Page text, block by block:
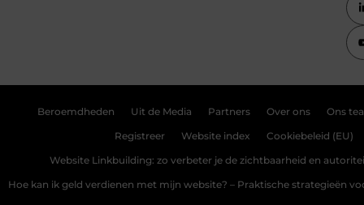
Beroemdheden Uit de Media Partners Over ons Ons
Registreer Website index Cookiebeleid (EU)
Website Linkbuilding: zo verbeter je de zichtbaarheid en
Hoe kan ik geld verdienen met mijn website? – Praktische strategieën